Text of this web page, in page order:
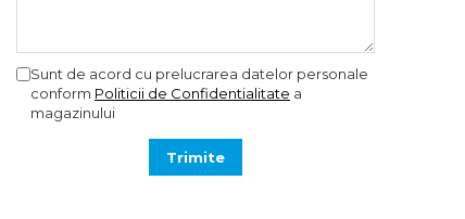
Sunt de acord cu prelucrarea datelor personale
conform Politicii de Confidentialitate a
magazinului
Trimite